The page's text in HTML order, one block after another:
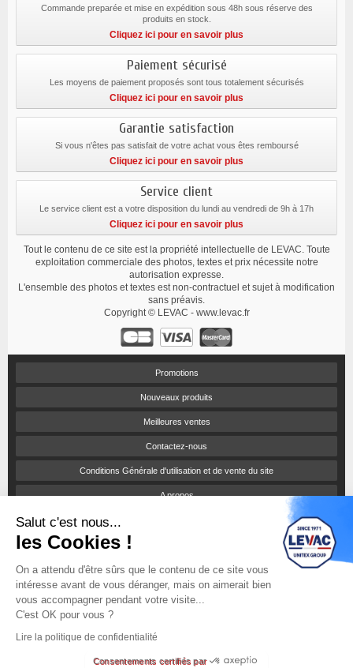
Commande preparée et mise en expédition sous 48h sous réserve des
produits en stock.
Cliquez ici pour en savoir plus
Paiement sécurisé
Les moyens de paiement proposés sont tous totalement sécurisés
Cliquez ici pour en savoir plus
Garantie satisfaction
Si vous n'êtes pas satisfait de votre achat vous êtes remboursé
Cliquez ici pour en savoir plus
Service client
Le service client est a votre disposition du lundi au vendredi de 9h à 17h
Cliquez ici pour en savoir plus
Tout le contenu de ce site est la propriété intellectuelle de LEVAC. Toute
exploitation commerciale des photos, textes et prix nécessite notre
autorisation expresse.
L'ensemble des photos et textes est non-contractuel et sujet à modification
sans préavis.
Copyright © LEVAC - www.levac.fr
Promotions
Nouveaux produits
Meilleures ventes
Contactez-nous
Conditions Générale d'utilisation et de vente du site
A propos
Politique de confidentialité
Catalogues et tarifs
Engagement RSE
Salut c'est nous...
les Cookies !
On a attendu d'être sûrs que le contenu de ce site vous
intéresse avant de vous déranger, mais on aimerait bien
vous accompagner pendant votre visite...
C'est OK pour vous ?
Lire la politique de confidentialité
Consentements certifiés par